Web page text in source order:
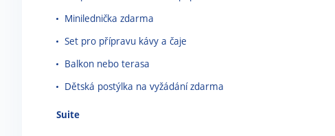
Minilednička zdarma
Set pro přípravu kávy a čaje
Balkon nebo terasa
Dětská postýlka na vyžádání zdarma
Suite